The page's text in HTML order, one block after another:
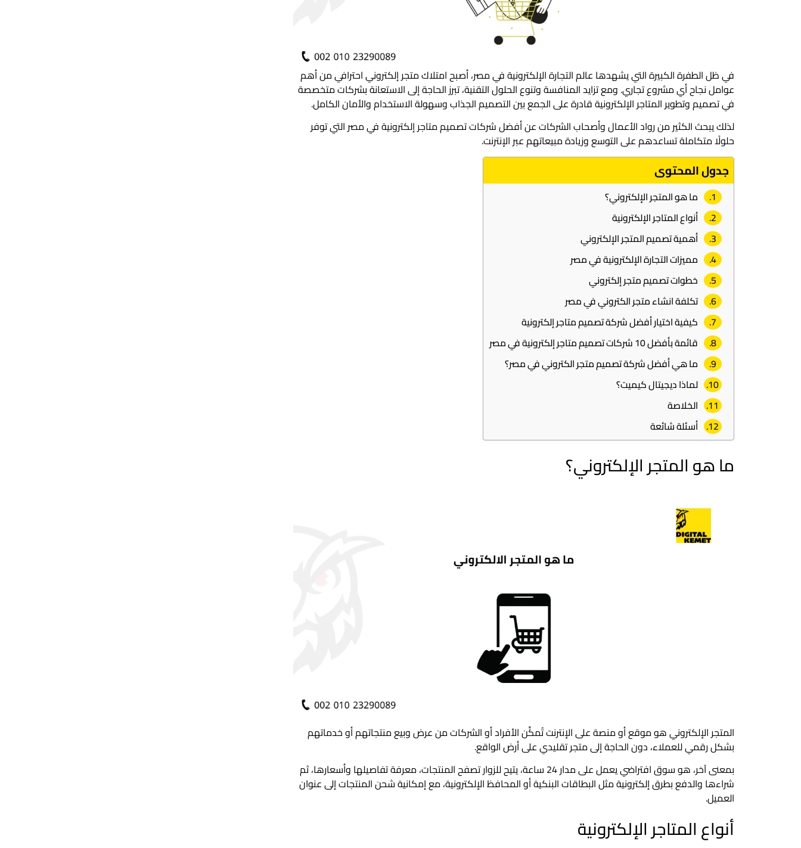
في ظل الطفرة الكبيرة التي يشهدها عالم التجارة الإلكترونية في مصر، أصبح امتلاك متجر إلكتروني احترافي من أهم
عوامل نجاح أي مشروع تجاري. ومع تزايد المنافسة وتنوع الحلول التقنية، تبرز الحاجة إلى الاستعانة بشركات متخصصة
في تصميم وتطوير المتاجر الإلكترونية قادرة على الجمع بين التصميم الجذاب وسهولة الاستخدام والأمان الكامل.
لذلك يبحث الكثير من رواد الأعمال وأصحاب الشركات عن أفضل شركات تصميم متاجر إلكترونية في مصر التي توفر
حلولًا متكاملة تساعدهم على التوسع وزيادة مبيعاتهم عبر الإنترنت.
جدول المحتوى
ما هو المتجر الإلكتروني؟
أنواع المتاجر الإلكترونية
أهمية تصميم المتجر الإلكتروني
مميزات التجارة الإلكترونية في مصر
خطوات تصميم متجر إلكتروني
تكلفة انشاء متجر الكتروني في مصر
كيفية اختيار أفضل شركة تصميم متاجر إلكترونية
قائمة بأفضل 10 شركات تصميم متاجر إلكترونية في مصر
ما هي أفضل شركة تصميم متجر الكتروني في مصر؟
لماذا ديجيتال كيميت؟
الخلاصة
أسئلة شائعة
ما هو المتجر الإلكتروني؟
المتجر الإلكتروني هو موقع أو منصة على الإنترنت تُمكِّن الأفراد أو الشركات من عرض وبيع منتجاتهم أو خدماتهم
بشكل رقمي للعملاء، دون الحاجة إلى متجر تقليدي على أرض الواقع.
بمعنى آخر، هو سوق افتراضي يعمل على مدار 24 ساعة، يتيح للزوار تصفح المنتجات، معرفة تفاصيلها وأسعارها، ثم
شراءها والدفع بطرق إلكترونية مثل البطاقات البنكية أو المحافظ الإلكترونية، مع إمكانية شحن المنتجات إلى عنوان
العميل.
أنواع المتاجر الإلكترونية